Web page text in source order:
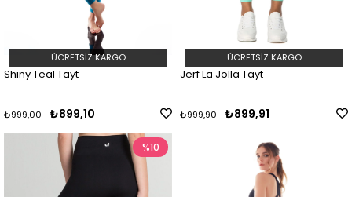
Shiny Teal Tayt
₺899,10
₺999,00
ÜCRETSIZ KARGO
Jerf La Jolla Tayt
₺899,91
₺999,90
ÜCRETSIZ KARGO
%10